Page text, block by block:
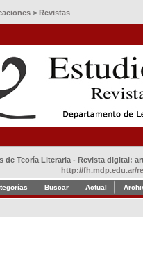
> Revistas
de Teoría Literaria - Revista digital:
http://fh.mdp.edu.ar/
Buscar Actual